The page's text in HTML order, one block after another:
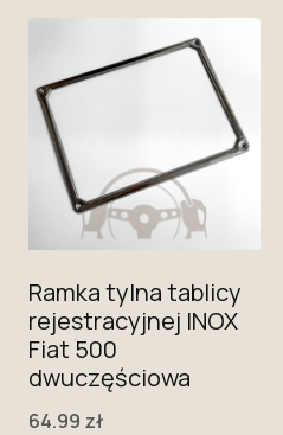
Ramka tylna tablicy
rejestracyjnej INOX
Fiat 500
dwuczęściowa
64.99 zł